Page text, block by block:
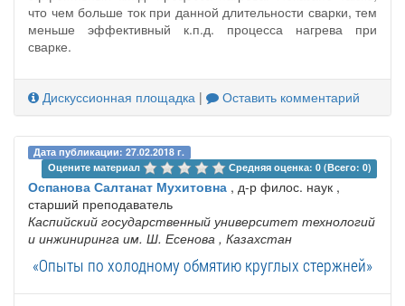
что чем больше ток при данной длительности сварки, тем
меньше эффективный к.п.д. процесса нагрева при
сварке.
Дискуссионная площадка | Оставить комментарий
Дата публикации: 27.02.2018 г.
Оцените материал
Средняя оценка: 0 (Всего: 0)
Оспанова Салтанат Мухитовна , д-р филос. наук ,
старший преподаватель
Каспийский государственный университет технологий
и инжиниринга им. Ш. Есенова , Казахстан
«Опыты по холодному обмятию круглых стержней»